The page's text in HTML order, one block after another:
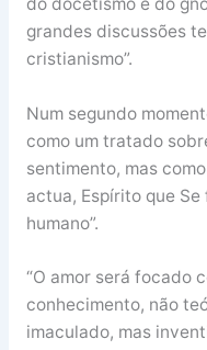
grandes discussões
cristianismo”.
Num segundo
como um tratado
sentimento, mas
actua, Espírito que
humano”.
“O amor será focado
conhecimento, não
imaculado, mas